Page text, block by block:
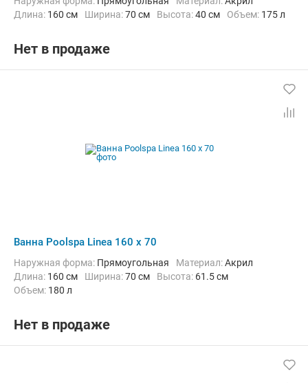
Длина: 160 см Ширина:70 см Высота:40 см Объем: 175 л
Нет в продаже
Ванна Poolspa Linea 160 x 70
Наружная форма: Прямоугольная Материал:Акрил
Длина: 160 см Ширина:70 см Высота: 61.5 см
Объем: 180 л
Нет в продаже